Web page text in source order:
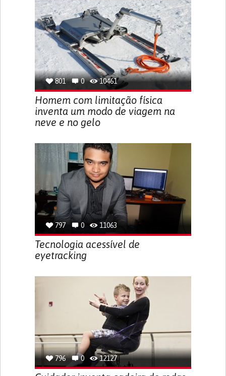
801 0 10461
Homem com limitação física
inventa um modo de viagem na
neve e no gelo
797 0 11063
Tecnologia acessível de
eyetracking
796 0 12127